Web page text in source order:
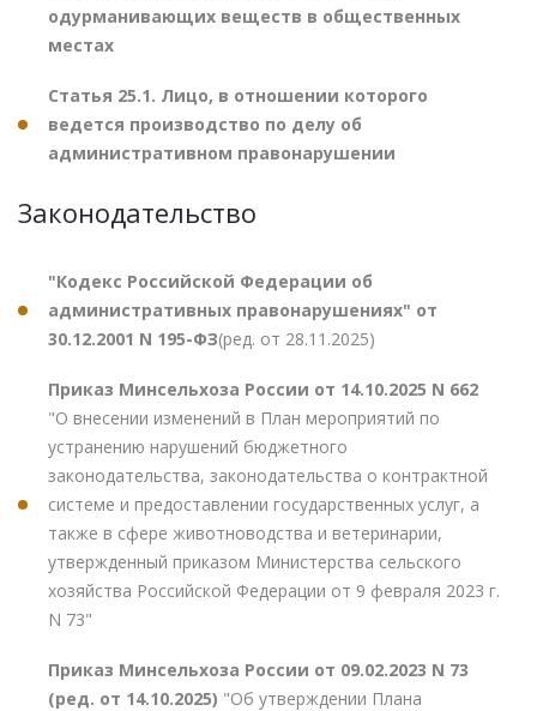
одурманивающих веществ в общественных
местах
Статья 25.1. Лицо, в отношении которого
ведется производство по делу об
административном правонарушении
Законодательство
"Кодекс Российской Федерации об
административных правонарушениях" от
30.12.2001 N 195-ФЗ(ред. от 28.11.2025)
Приказ Минсельхоза России от 14.10.2025 N 662
"О внесении изменений в План мероприятий по
устранению нарушений бюджетного
законодательства, законодательства о контрактной
системе и предоставлении государственных услуг, а
также в сфере животноводства и ветеринарии,
утвержденный приказом Министерства сельского
хозяйства Российской Федерации от 9 февраля 2023 г.
N 73"
Приказ Минсельхоза России от 09.02.2023 N 73
(ред. от 14.10.2025) "Об утверждении Плана